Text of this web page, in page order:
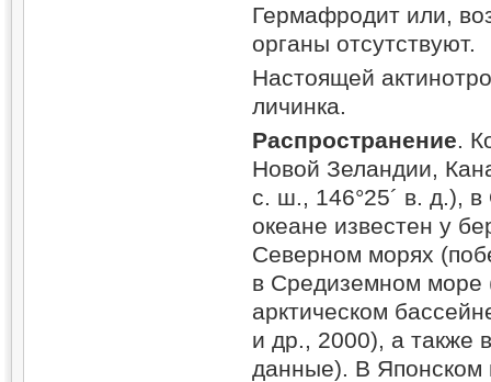
Гермафродит или,
органы отсутствуют.
Настоящей
личинка.
Распространение.
Новой Зеландии,
с. ш., 146°25´ в. д.),
океане известен у
Северном морях
в Средиземном море
арктическом
и др., 2000), а также
данные). В Японском